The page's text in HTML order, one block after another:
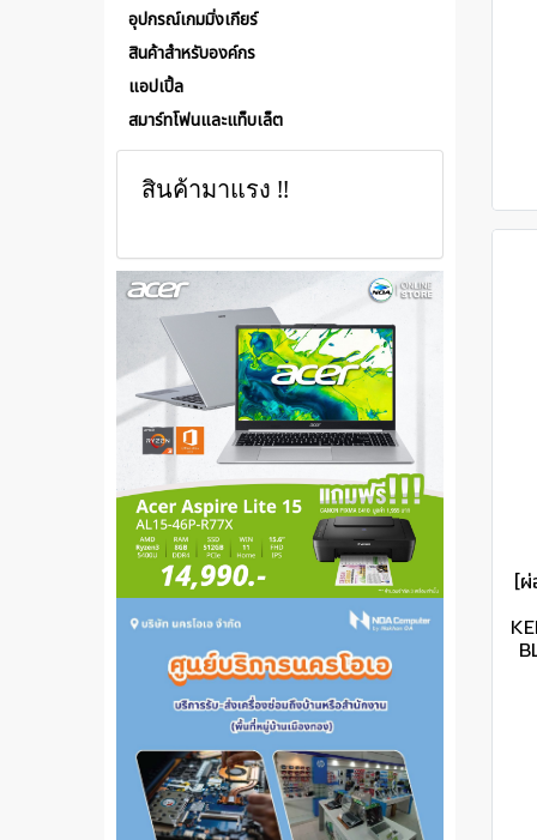
[ผ่
อุปกรณ์เกมมิ่งเกียร์
สินค้าสำหรับองค์กร
แอปเปิ้ล
สมาร์ทโฟนและแท็บเล็ต
สินค้ามาแรง !!